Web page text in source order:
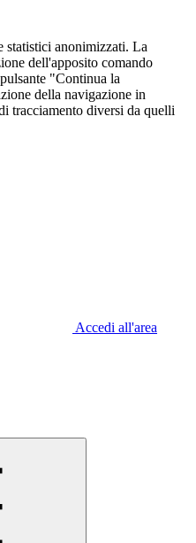
statistici anonimizzati. La
dell'apposito comando
"Continua la
della navigazione in
tracciamento diversi da quelli
Accedi all'area